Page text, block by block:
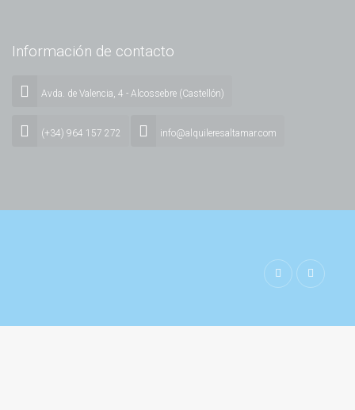
Información de contacto
Avda. de Valencia, 4 - Alcossebre (Castellón)
(+34) 964 157 272 info@alquileresaltamar.com